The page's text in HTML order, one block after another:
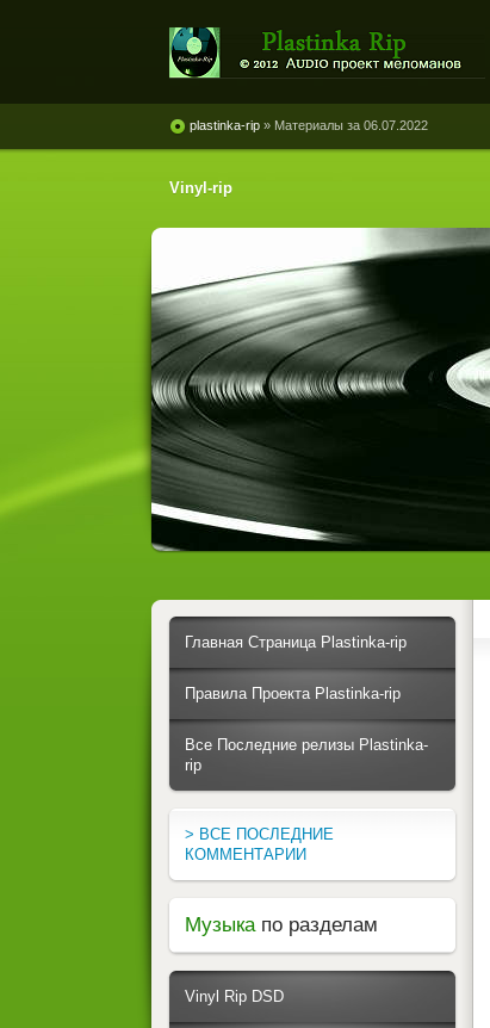
винила и магнитоальбомов
plastinka-rip » Материалы за 06.07.2022
Vinyl-rip
Главная Страница Plastinka-rip
Правила Проекта Plastinka-rip
Все Последние релизы Plastinka-
rip
> ВСЕ ПОСЛЕДНИЕ
КОММЕНТАРИИ
Музыка по разделам
Vinyl Rip DSD